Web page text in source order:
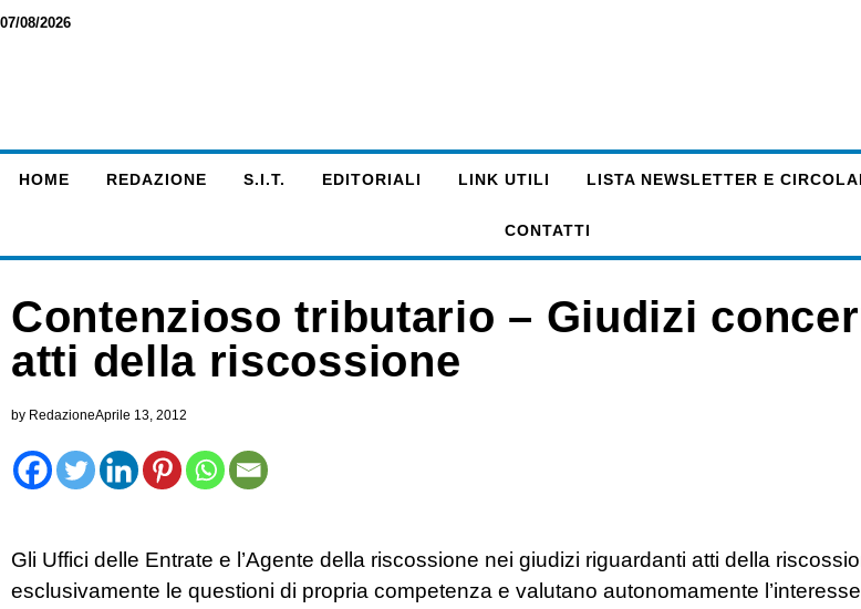
07/08/2026
HOME REDAZIONE S.I.T. EDITORIALI LINK UTILI LISTA NEWSLETTER E
CONTATTI
Contenzioso tributario – Giudizi
atti della riscossione
by RedazioneAprile 13, 2012
Gli Uffici delle Entrate e l’Agente della riscossione nei giudizi riguardanti atti della
esclusivamente le questioni di propria competenza e valutano autonomamente